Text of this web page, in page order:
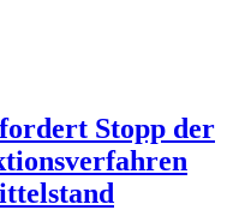
Stopp der